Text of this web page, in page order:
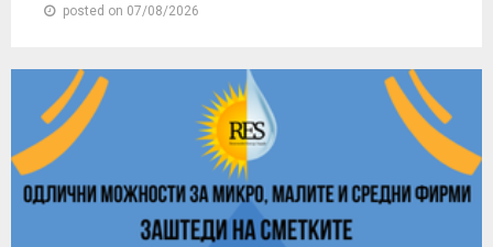
posted on 07/08/2026